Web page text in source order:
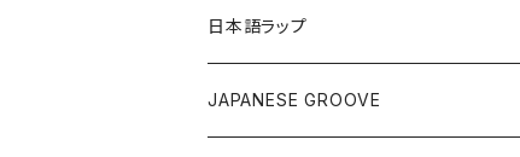
12"/7"
80'S OLD SCHOOL
LP
日本語ラップ
12"/7"
JAPANESE GROOVE